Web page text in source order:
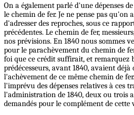
On a également parlé d'une dépenses
le chemin de fer. Je ne pense pas
d'adresser des reproches, sous ce
précédentes. Le chemin de fer,
nos prévisions. En 1840 nous sommes
pour le parachèvement du chemin de
foi que ce crédit suffirait, et remarquez
prédécesseurs, avant 1840, avaient
l'achèvement de ce même chemin de
l'imprévu des dépenses relatives à ces
l'administration de 1840, deux ou trois
demandés pour le complément de